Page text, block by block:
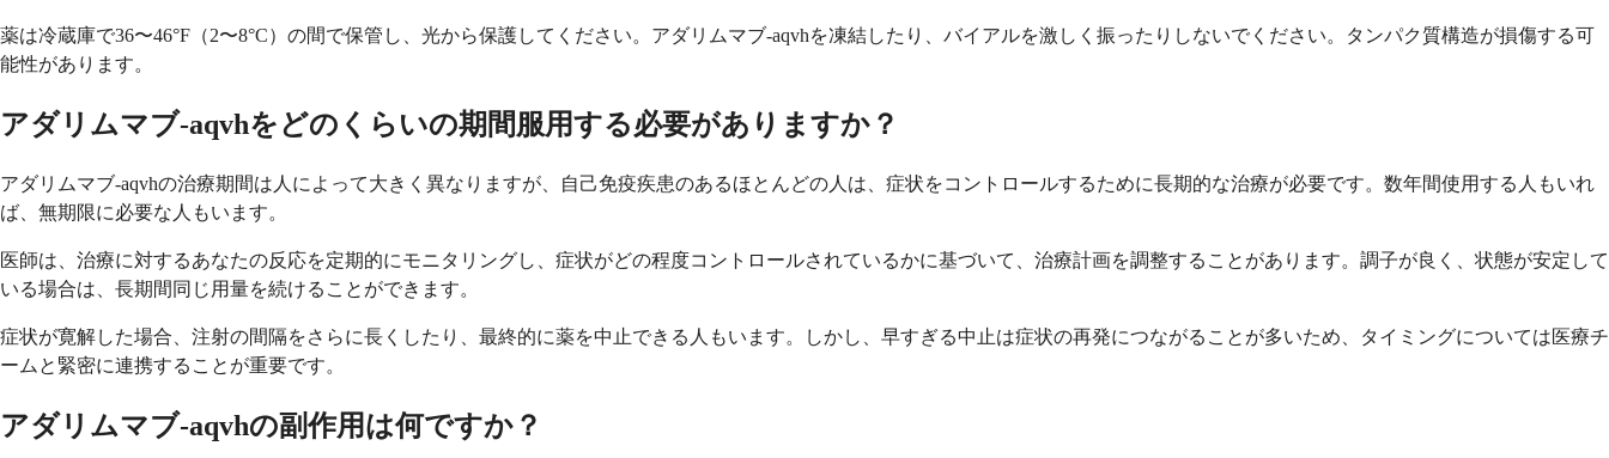
薬は冷蔵庫で36〜46°F（2〜8°C）の間で保管し、光から保護してください。アダリムマブ-aqvhを凍結したり、バイアルを激しく振ったりしないでください。タンパク質構造が損傷する可
能性があります。
アダリムマブ-aqvhをどのくらいの期間服用する必要がありますか？
アダリムマブ-aqvhの治療期間は人によって大きく異なりますが、自己免疫疾患のあるほとんどの人は、症状をコントロールするために長期的な治療が必要です。数年間使用する人もいれ
ば、無期限に必要な人もいます。
医師は、治療に対するあなたの反応を定期的にモニタリングし、症状がどの程度コントロールされているかに基づいて、治療計画を調整することがあります。調子が良く、状態が安定して
いる場合は、長期間同じ用量を続けることができます。
症状が寛解した場合、注射の間隔をさらに長くしたり、最終的に薬を中止できる人もいます。しかし、早すぎる中止は症状の再発につながることが多いため、タイミングについては医療チ
ームと緊密に連携することが重要です。
アダリムマブ-aqvhの副作用は何ですか？